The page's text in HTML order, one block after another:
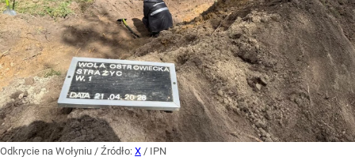
Odkrycie na Wołyniu / Źródło: X / IPN